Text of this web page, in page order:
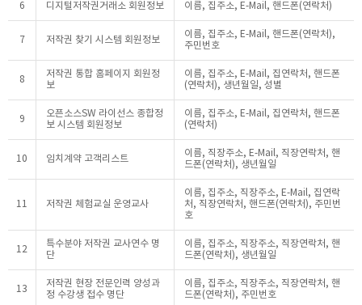
6 디지털저작권거래소 회원정보 이름, 집주소, E-Mail, 핸드폰(연락처)
7 저작권 찾기 시스템 회원정보
이름, 집주소, E-Mail, 핸드폰(연락처),
주민번호
8
저작권 통합 홈페이지 회원정
보
이름, 집주소, E-Mail, 집연락처, 핸드폰
(연락처), 생년월일, 성별
9
오픈소스SW 라이선스 종합정
보 시스템 회원정보
이름, 집주소, E-Mail, 집연락처, 핸드폰
(연락처)
10 임치계약 고객리스트
이름, 직장주소, E-Mail, 직장연락처, 핸
드폰(연락처), 생년월일
11 저작권 체험교실 운영교사
이름, 집주소, 직장주소, E-Mail, 집연락
처, 직장연락처, 핸드폰(연락처), 주민번
호
12
특수분야 저작권 교사연수 명
단
이름, 집주소, 직장주소, 직장연락처, 핸
드폰(연락처), 생년월일
13
저작권 현장 전문인력 양성과
정 수강생 접수 명단
이름, 집주소, 직장주소, 직장연락처, 핸
드폰(연락처), 주민번호